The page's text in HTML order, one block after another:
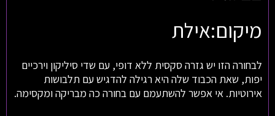
מיקום:אילת
לבחורה הזו יש גזרה סקסית ללא דופי, עם שדי סיליקון וירכיים
יפות, שאת הכבוד שלה היא רגילה להדגיש עם תלבושות
אירוטיות. אי אפשר להשתעמם עם בחורה כה מבריקה ומקסימה.